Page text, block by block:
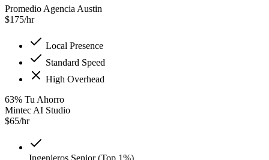
Promedio Agencia Austin
$175/hr
Local Presence
Standard Speed
High Overhead
63% Tu Ahorro
Mintec AI Studio
$65/hr